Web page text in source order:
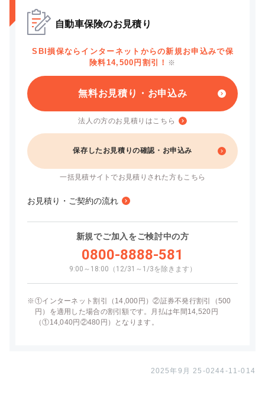
自動車保険のお見積り
SBI損保ならインターネットからの新規お申込みで保
険料14,500円割引！ ※
無料お見積り・お申込み
法人の方のお見積りはこちら
保存したお見積りの確認・お申込み
一括見積サイトでお見積りされた方もこちら
お見積り・ご契約の流れ
新規でご加入をご検討中の方
0800-8888-581
9:00～18:00（12/31～1/3を除きます）
※①インターネット割引（14,000円）②証券不発行割引（500
円）を適用した場合の割引額です。月払は年間14,520円
（①14,040円②480円）となります。
2025年9月 25-0244-11-014